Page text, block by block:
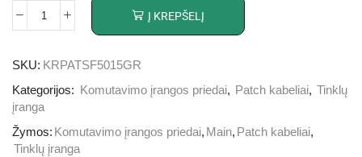
Į KREPŠELĮ
SKU: KRPATSF5015GR
Kategorijos:
Komutavimo įrangos priedai, Patch kabeliai, Tinklų
įranga
Žymos: Komutavimo įrangos priedai, Main, Patch kabeliai,
Tinklų įranga